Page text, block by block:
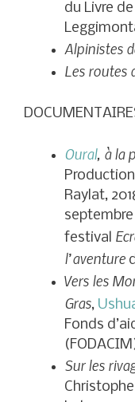
du Livre
Alpinistes
Les routes
Oural, à la
Raylat,
septembre
festival
l’aventure
Vers les
Gras,
Fonds
Sur les